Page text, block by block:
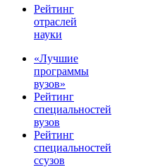
Рейтинг
отраслей
науки
«Лучшие
программы
вузов»
Рейтинг
специальностей
вузов
Рейтинг
специальностей
ссузов